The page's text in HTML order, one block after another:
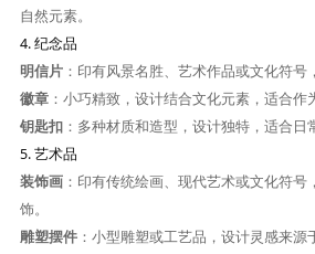
自然元素。
4.纪念品
明信片：印有风景名胜、艺术作品或文化符号
徽章：小巧精致，设计结合文化元素，适合作
钥匙扣：多种材质和造型，设计独特，适合日
5.艺术品
装饰画：印有传统绘画、现代艺术或文化符号
饰。
雕塑摆件：小型雕塑或工艺品，设计灵感来源